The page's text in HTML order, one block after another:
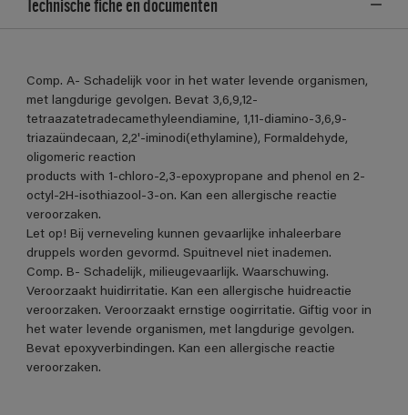
Comp. A- Schadelijk voor in het water levende organismen,
met langdurige gevolgen. Bevat 3,6,9,12-
tetraazatetradecamethyleendiamine, 1,11-diamino-3,6,9-
triazaündecaan, 2,2'-iminodi(ethylamine), Formaldehyde,
oligomeric reaction
products with 1-chloro-2,3-epoxypropane and phenol en 2-
octyl-2H-isothiazool-3-on. Kan een allergische reactie
veroorzaken.
Let op! Bij verneveling kunnen gevaarlijke inhaleerbare
druppels worden gevormd. Spuitnevel niet inademen.
Comp. B- Schadelijk, milieugevaarlijk. Waarschuwing.
Veroorzaakt huidirritatie. Kan een allergische huidreactie
veroorzaken. Veroorzaakt ernstige oogirritatie. Giftig voor in
het water levende organismen, met langdurige gevolgen.
Bevat epoxyverbindingen. Kan een allergische reactie
veroorzaken.